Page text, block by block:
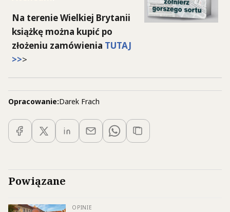
Na terenie Wielkiej Brytanii
książkę można kupić po
złożeniu zamówienia TUTAJ
>>>
Opracowanie:Darek Frach
Powiązane
OPINIE